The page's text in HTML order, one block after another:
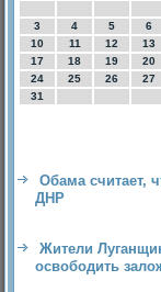
3
4 5 6
10
11 12 13
17
18 19 20
24
25 26 27
31
Обама считает,
ДНР
Жители
освободить